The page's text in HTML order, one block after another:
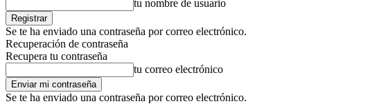
tu nombre de usuario
Se te ha enviado una contraseña por correo electrónico.
Recuperación de contraseña
Recupera tu contraseña
tu correo electrónico
Se te ha enviado una contraseña por correo electrónico.